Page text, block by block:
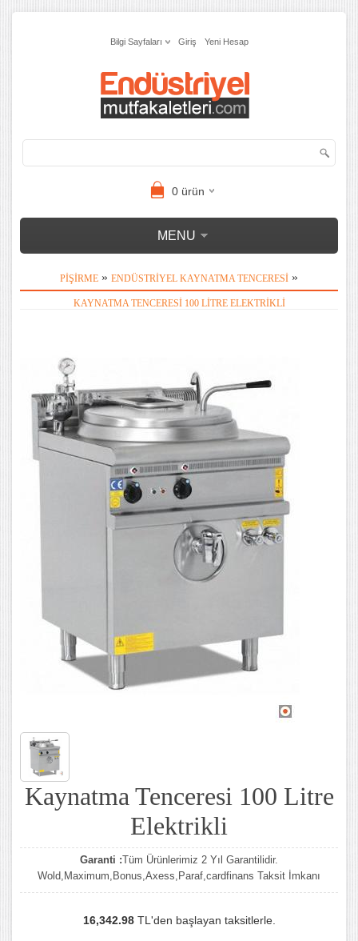
Bilgi Sayfaları Giriş Yeni Hesap
0ürün
MENU
PIŞIRME » ENDÜSTRIYEL KAYNATMA TENCERESI »
KAYNATMA TENCERESI 100 LITRE ELEKTRIKLI
Kaynatma Tenceresi 100 Litre
Elektrikli
Garanti :Tüm Ürünlerimiz 2 Yıl Garantilidir.
Wold,Maximum,Bonus,Axess,Paraf,cardfinans Taksit İmkanı
16,342.98TL'den başlayan taksitlerle.